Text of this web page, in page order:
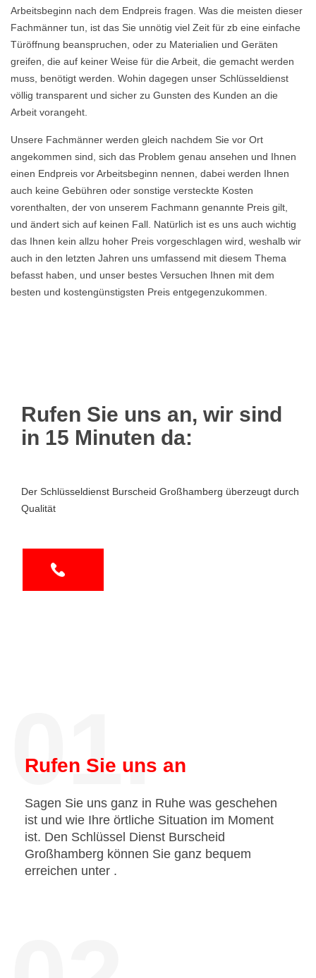
Arbeitsbeginn nach dem Endpreis fragen. Was die meisten dieser
Fachmänner tun, ist das Sie unnötig viel Zeit für zb eine einfache
Türöffnung beanspruchen, oder zu Materialien und Geräten
greifen, die auf keiner Weise für die Arbeit, die gemacht werden
muss, benötigt werden. Wohin dagegen unser Schlüsseldienst
völlig transparent und sicher zu Gunsten des Kunden an die
Arbeit vorangeht.
Unsere Fachmänner werden gleich nachdem Sie vor Ort
angekommen sind, sich das Problem genau ansehen und Ihnen
einen Endpreis vor Arbeitsbeginn nennen, dabei werden Ihnen
auch keine Gebühren oder sonstige versteckte Kosten
vorenthalten, der von unserem Fachmann genannte Preis gilt,
und ändert sich auf keinen Fall. Natürlich ist es uns auch wichtig
das Ihnen kein allzu hoher Preis vorgeschlagen wird, weshalb wir
auch in den letzten Jahren uns umfassend mit diesem Thema
befasst haben, und unser bestes Versuchen Ihnen mit dem
besten und kostengünstigsten Preis entgegenzukommen.
Rufen Sie uns an, wir sind
in 15 Minuten da:
Der Schlüsseldienst Burscheid Großhamberg überzeugt durch
Qualität
01.
Rufen Sie uns an
Sagen Sie uns ganz in Ruhe was geschehen
ist und wie Ihre örtliche Situation im Moment
ist. Den Schlüssel Dienst Burscheid
Großhamberg können Sie ganz bequem
erreichen unter .